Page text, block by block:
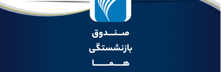
صـــنــــدوق
بازنشستگی
هــــــمــــــــــا